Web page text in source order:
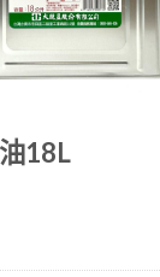
18L